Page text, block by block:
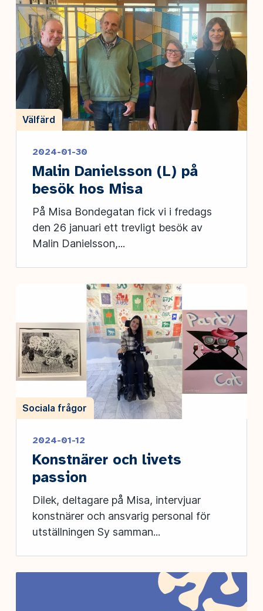
Välfärd
2024-01-30
Malin Danielsson (L) på
besök hos Misa
På Misa Bondegatan fick vi i fredags
den 26 januari ett trevligt besök av
Malin Danielsson,...
Sociala frågor
2024-01-12
Konstnärer och livets
passion
Dilek, deltagare på Misa, intervjuar
konstnärer och ansvarig personal för
utställningen Sy samman...